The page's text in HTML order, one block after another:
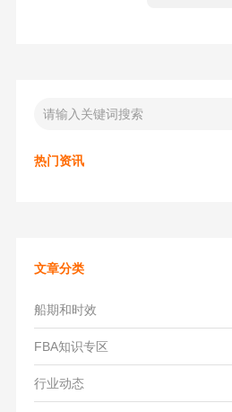
热门资讯
文章分类
船期和时效
FBA知识专区
行业动态